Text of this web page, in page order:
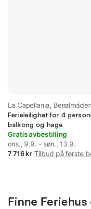
La Capellania,
Ferieleilighet for 4
balkong og hage
Gratis avbestilling
ons., 9.9. - søn., 13.9.
7 716 kr·Tilbud på første
Finne